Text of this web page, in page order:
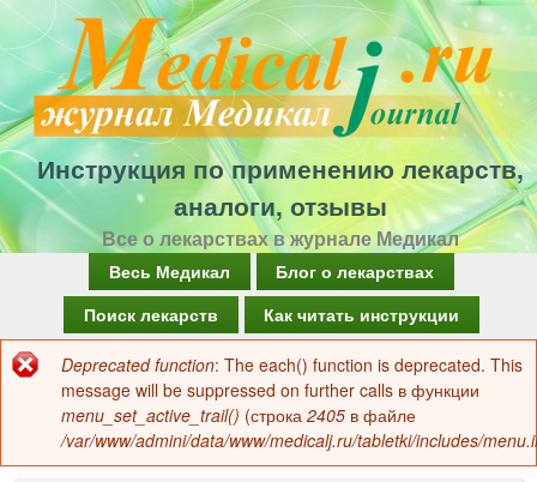
Перейти
к
основному
содержанию
Инструкция по применению лекарств,
аналоги, отзывы
Все о лекарствах в журнале Медикал
а
в
о
Весь Медикал
Блог о лекарствах
Поиск лекарств
Как читать инструкции
Сообщение
об
ошибке
Deprecated function: The each() function is deprecated. This
message will be suppressed on further calls в функции
menu_set_active_trail() (строка 2405 в файле
/var/www/admini/data/www/medicalj.ru/tabletki/includes/